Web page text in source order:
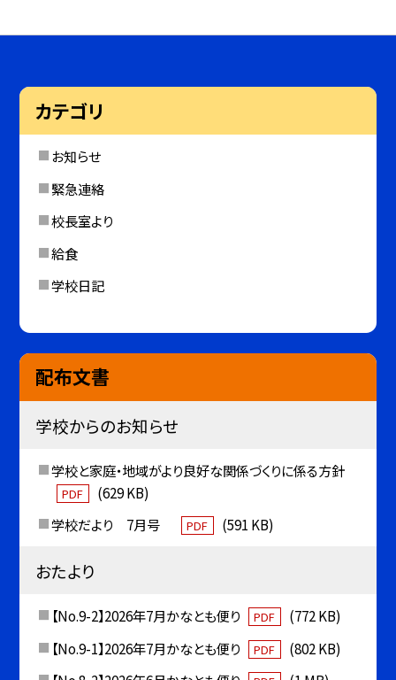
カテゴリ
お知らせ
緊急連絡
校長室より
給食
学校日記
配布文書
学校からのお知らせ
学校と家庭・地域がより良好な関係づくりに係る方針
PDF
(629 KB)
学校だより 7月号
PDF (591 KB)
おたより
【No.9-2】2026年7月かなとも便り PDF
(772 KB)
【No.9-1】2026年7月かなとも便り
PDF
(802 KB)